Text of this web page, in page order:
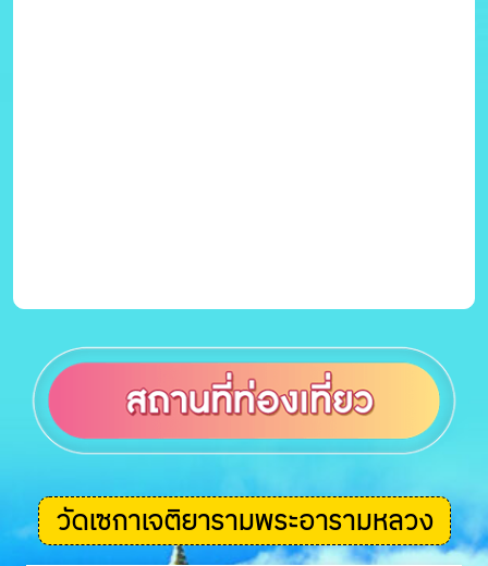
วัดเซกาเจติยารามพระอารามหลวง